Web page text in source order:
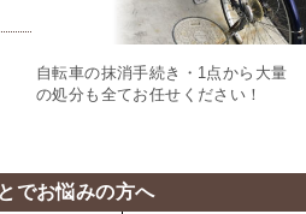
自転車の抹消手続き・1点から大量
の処分も全てお任せください！
でお悩みの方へ